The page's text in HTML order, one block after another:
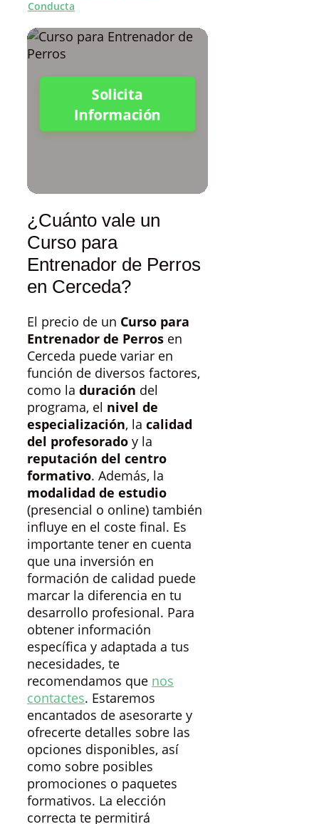
Conducta
Solicita
Información
¿Cuánto vale un
Curso para
Entrenador de Perros
en Cerceda?
El precio de un Curso para
Entrenador de Perros en
Cerceda puede variar en
función de diversos factores,
como la duración del
programa, el nivel de
especialización, la calidad
del profesorado y la
reputación del centro
formativo. Además, la
modalidad de estudio
(presencial o online) también
influye en el coste final. Es
importante tener en cuenta
que una inversión en
formación de calidad puede
marcar la diferencia en tu
desarrollo profesional. Para
obtener información
específica y adaptada a tus
necesidades, te
recomendamos que nos
contactes. Estaremos
encantados de asesorarte y
ofrecerte detalles sobre las
opciones disponibles, así
como sobre posibles
promociones o paquetes
formativos. La elección
correcta te permitirá